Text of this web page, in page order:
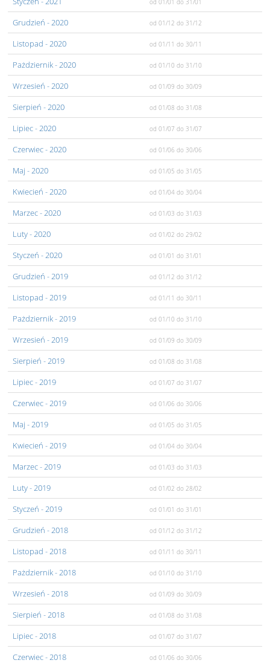
od 01/01 do 31/01
Grudzień - 2020 od 01/12 do 31/12
Listopad - 2020 od 01/11 do 30/11
Pażdziernik- 2020 od 01/10 do 31/10
Wrzesień - 2020 od 01/09 do 30/09
Sierpień - 2020 od 01/08 do 31/08
Lipiec- 2020 od 01/07 do 31/07
Czerwiec- 2020 od 01/06 do 30/06
Maj - 2020 od 01/05 do 31/05
Kwiecień - 2020 od 01/04 do 30/04
Marzec- 2020 od 01/03 do 31/03
Luty- 2020 od 01/02 do 29/02
Styczeń - 2020 od 01/01 do 31/01
Grudzień - 2019 od 01/12 do 31/12
Listopad - 2019 od 01/11 do 30/11
Pażdziernik- 2019 od 01/10 do 31/10
Wrzesień - 2019 od 01/09 do 30/09
Sierpień - 2019 od 01/08 do 31/08
Lipiec- 2019 od 01/07 do 31/07
Czerwiec- 2019 od 01/06 do 30/06
Maj - 2019 od 01/05 do 31/05
Kwiecień - 2019 od 01/04 do 30/04
Marzec- 2019 od 01/03 do 31/03
Luty- 2019 od 01/02 do 28/02
Styczeń - 2019 od 01/01 do 31/01
Grudzień - 2018 od 01/12 do 31/12
Listopad - 2018 od 01/11 do 30/11
Pażdziernik- 2018 od 01/10 do 31/10
Wrzesień - 2018 od 01/09 do 30/09
Sierpień - 2018 od 01/08 do 31/08
Lipiec- 2018 od 01/07 do 31/07
Czerwiec- 2018 od 01/06 do 30/06